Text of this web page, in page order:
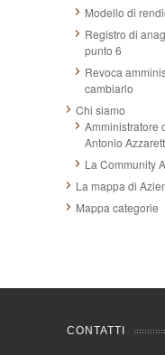
Modello di
Registro di
punto 6
Revoca
cambiarlo
Chi siamo
Amministratore
Antonio
La Community
La mappa di
Mappa categorie
CONTATTI